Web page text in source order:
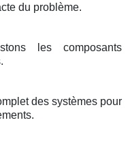
du problème.
les composants
des systèmes pour